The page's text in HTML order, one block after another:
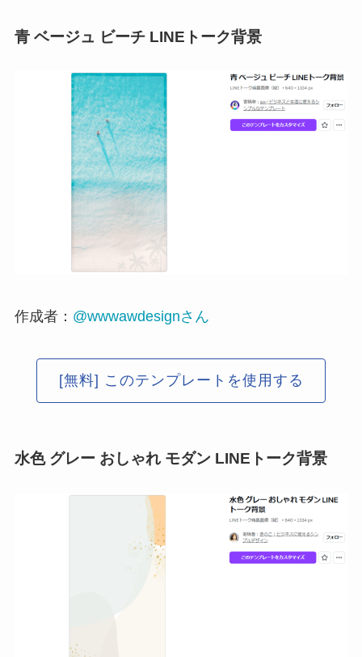
青 ベージュ ビーチ LINEトーク背景
作成者： @wwwawdesignさん
[無料] このテンプレートを使用する
水色 グレー おしゃれ モダン LINEトーク背景